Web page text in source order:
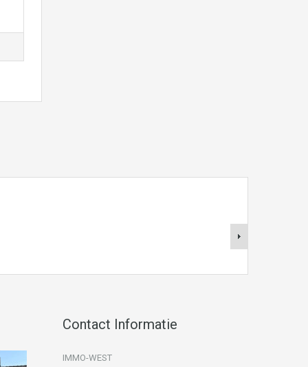
Contact Informatie
IMMO-WEST